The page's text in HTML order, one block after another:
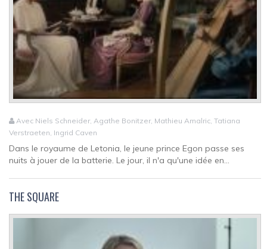
Avec Niels Schneider, Agathe Bonitzer, Mathieu Amalric, Tatiana
Verstraeten, Ingrid Caven
Dans le royaume de Letonia, le jeune prince Egon passe ses
nuits à jouer de la batterie. Le jour, il n'a qu'une idée en...
THE SQUARE